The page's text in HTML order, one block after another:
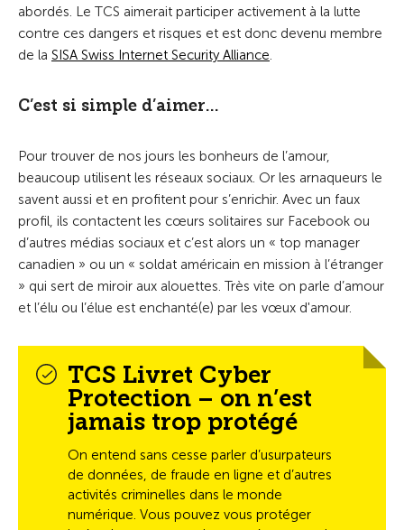
abordés. Le TCS aimerait participer activement à la lutte
contre ces dangers et risques et est donc devenu membre
de la SISA Swiss Internet Security Alliance.
C’est si simple d’aimer...
Pour trouver de nos jours les bonheurs de l’amour,
beaucoup utilisent les réseaux sociaux. Or les arnaqueurs le
savent aussi et en profitent pour s’enrichir. Avec un faux
profil, ils contactent les cœurs solitaires sur Facebook ou
d’autres médias sociaux et c’est alors un «­ top manager
canadien­ » ou un « soldat américain en mission à l’étranger
» qui sert de miroir aux alouettes. Très vite on parle d’amour
et l’élu ou l’élue est enchanté(e) par les vœux d'amour.
TCS Livret Cyber
Protection – on n’est
jamais trop protégé
On entend sans cesse parler d’usurpateurs
de données, de fraude en ligne et d’autres
activités criminelles dans le monde
numérique. Vous pouvez vous protéger